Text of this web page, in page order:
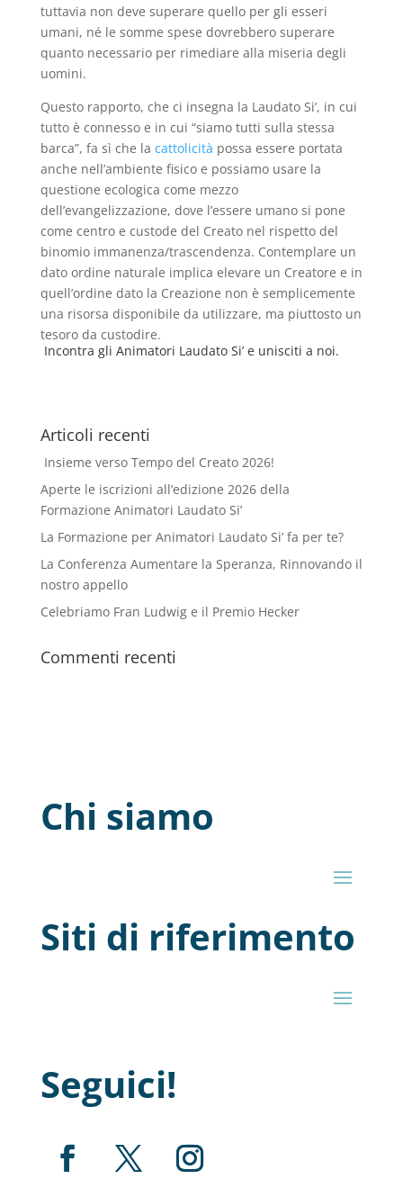
tuttavia non deve superare quello per gli esseri
umani, né le somme spese dovrebbero superare
quanto necessario per rimediare alla miseria degli
uomini.
Questo rapporto, che ci insegna la Laudato Si’, in cui
tutto è connesso e in cui “siamo tutti sulla stessa
barca”, fa sì che la cattolicità possa essere portata
anche nell’ambiente fisico e possiamo usare la
questione ecologica come mezzo
dell’evangelizzazione, dove l’essere umano si pone
come centro e custode del Creato nel rispetto del
binomio immanenza/trascendenza. Contemplare un
dato ordine naturale implica elevare un Creatore e in
quell’ordine dato la Creazione non è semplicemente
una risorsa disponibile da utilizzare, ma piuttosto un
tesoro da custodire.
Incontra gli Animatori Laudato Si’ e unisciti a noi.
Articoli recenti
Insieme verso Tempo del Creato 2026!
Aperte le iscrizioni all’edizione 2026 della
Formazione Animatori Laudato Si’
La Formazione per Animatori Laudato Si’ fa per te?
La Conferenza Aumentare la Speranza, Rinnovando il
nostro appello
Celebriamo Fran Ludwig e il Premio Hecker
Commenti recenti
Chi siamo
Siti di riferimento
Seguici!